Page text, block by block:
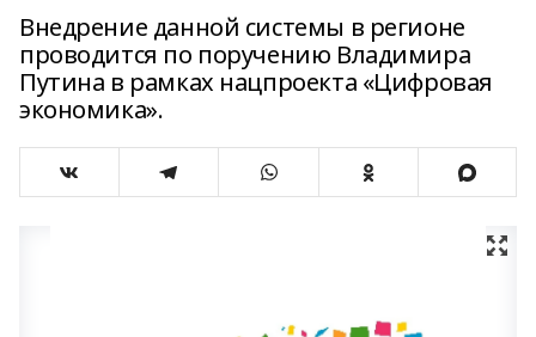
Внедрение данной системы в регионе
проводится по поручению Владимира
Путина в рамках нацпроекта «Цифровая
экономика».